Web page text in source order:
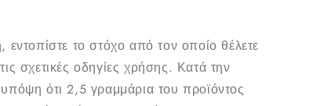
εντοπίστε το στόχο από τον οποίο θέλετε
σχετικές οδηγίες χρήσης. Κατά την
ότι 2,5 γραμμάρια του προϊόντος